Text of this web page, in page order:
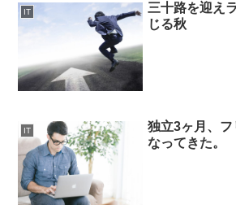
IT
三十路を迎え
じる秋
IT
独立3ヶ月、フ
なってきた。